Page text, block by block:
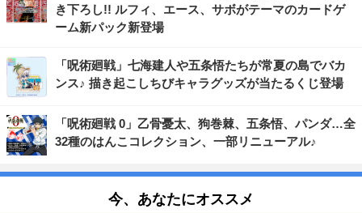
き下ろし!! ルフィ、エース、サボがテーマのカードゲ
ーム新パック新登場
「呪術廻戦」七海建人や五条悟たちが常夏の島でバカ
ンス♪ 描き起こしちびキャラグッズが当たるくじ登場
「呪術廻戦 0」乙骨憂太、狗巻棘、五条悟、パンダ…全
32種のはんこコレクション、一部リニューアル♪
今、あなたにオススメ